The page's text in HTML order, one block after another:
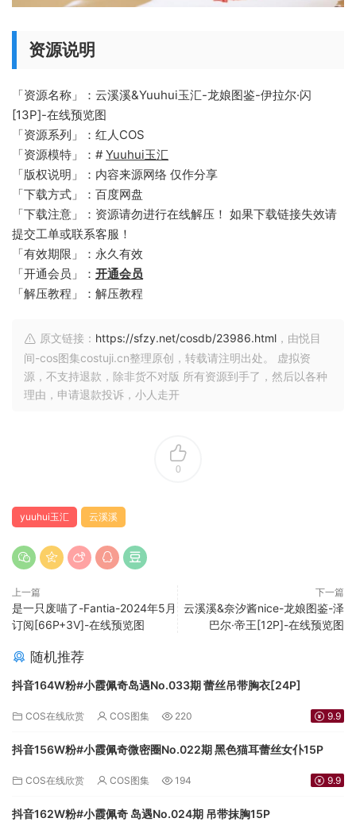
资源说明
「资源名称」：云溪溪&Yuuhui玉汇-龙娘图鉴-伊拉尔·闪
[13P]-在线预览图
「资源系列」：红人COS
「资源模特」：# Yuuhui玉汇
「版权说明」：内容来源网络 仅作分享
「下载方式」：百度网盘
「下载注意」：资源请勿进行在线解压！ 如果下载链接失效请
提交工单或联系客服！
「有效期限」：永久有效
「开通会员」： 开通会员
「解压教程」：解压教程
原文链接： https://sfzy.net/cosdb/23986.html ，由悦目
间-cos图集costuji.cn整理原创，转载请注明出处。 虚拟资
源，不支持退款，除非货不对版 所有资源到手了，然后以各种
理由，申请退款投诉，小人走开
0
yuuhui玉汇 云溪溪
上一篇
是一只废喵了-Fantia-2024年5月
订阅[66P+3V]-在线预览图
下一篇
云溪溪&奈汐酱nice-龙娘图鉴-泽
巴尔·帝王[12P]-在线预览图
随机推荐
抖音164W粉#小霞佩奇岛遇No.033期 蕾丝吊带胸衣[24P]
COS在线欣赏 COS图集 220 9.9
抖音156W粉#小霞佩奇微密圈No.022期 黑色猫耳蕾丝女仆15P
COS在线欣赏 COS图集 194 9.9
抖音162W粉#小霞佩奇 岛遇No.024期 吊带抹胸15P